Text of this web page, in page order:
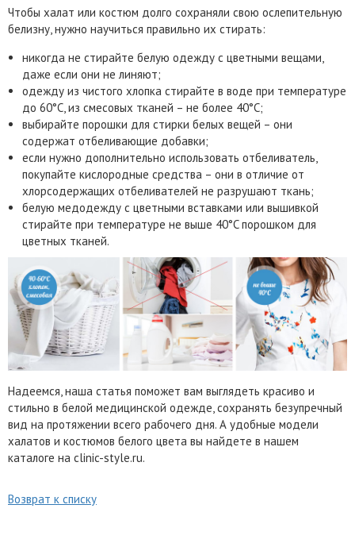
Чтобы халат или костюм долго сохраняли свою ослепительную
белизну, нужно научиться правильно их стирать:
никогда не стирайте белую одежду с цветными вещами,
даже если они не линяют;
одежду из чистого хлопка стирайте в воде при температуре
до 60°C, из смесовых тканей – не более 40°C;
выбирайте порошки для стирки белых вещей – они
содержат отбеливающие добавки;
если нужно дополнительно использовать отбеливатель,
покупайте кислородные средства – они в отличие от
хлорсодержащих отбеливателей не разрушают ткань;
белую медодежду с цветными вставками или вышивкой
стирайте при температуре не выше 40°C порошком для
цветных тканей.
Надеемся, наша статья поможет вам выглядеть красиво и
стильно в белой медицинской одежде, сохранять безупречный
вид на протяжении всего рабочего дня. А удобные модели
халатов и костюмов белого цвета вы найдете в нашем
каталоге на clinic-style.ru.
Возврат к списку